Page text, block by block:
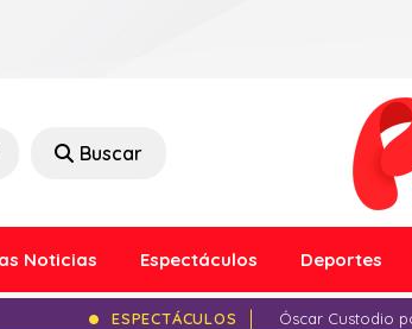
Buscar
Noticias Espectáculos Deportes
ESPECTÁCULOS Óscar Custodio